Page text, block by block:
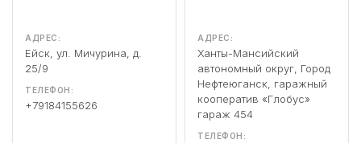
АДРЕС:
Ейск, ул. Мичурина, д.
25/9
ТЕЛЕФОН:
+79184155626
АДРЕС:
Ханты-Мансийский
автономный округ, Город
Нефтеюганск, гаражный
кооператив «Глобус»
гараж 454
ТЕЛЕФОН: